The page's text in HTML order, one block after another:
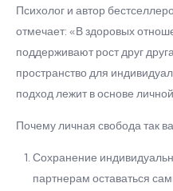
Психолог и автор
отмечает: «В здоровых
поддерживают рост друг
пространство для
подход лежит в основе
Почему личная свобода так
Сохранение
партнерам оставаться